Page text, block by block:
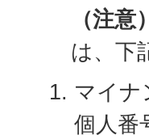
（注意）
は、下
マイナ
個人番